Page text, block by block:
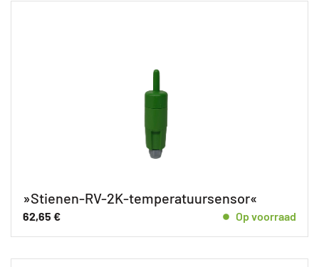
»Stienen-RV-2K-temperatuursensor«
62,65 € Op voorraad